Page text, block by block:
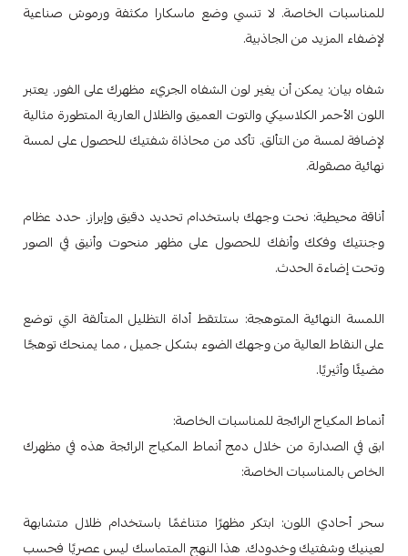
للمناسبات الخاصة. لا تنسي وضع ماسكارا مكثفة ورموش صناعية
لإضفاء المزيد من الجاذبية.
شفاه بيان: يمكن أن يغير لون الشفاه الجريء مظهرك على الفور. يعتبر
اللون الأحمر الكلاسيكي والتوت العميق والظلال العارية المتطورة مثالية
لإضافة لمسة من التألق. تأكد من محاذاة شفتيك للحصول على لمسة
نهائية مصقولة.
أناقة محيطية: نحت وجهك باستخدام تحديد دقيق وإبراز. حدد عظام
وجنتيك وفكك وأنفك للحصول على مظهر منحوت وأنيق في الصور
وتحت إضاءة الحدث.
اللمسة النهائية المتوهجة: ستلتقط أداة التظليل المتألقة التي توضع
على النقاط العالية من وجهك الضوء بشكل جميل ، مما يمنحك توهجًا
مضيئًا وأثيريًا.
أنماط المكياج الرائجة للمناسبات الخاصة:
ابق في الصدارة من خلال دمج أنماط المكياج الرائجة هذه في مظهرك
الخاص بالمناسبات الخاصة:
سحر أحادي اللون: ابتكر مظهرًا متناغمًا باستخدام ظلال متشابهة
لعينيك وشفتيك وخدودك. هذا النهج المتماسك ليس عصريًا فحسب